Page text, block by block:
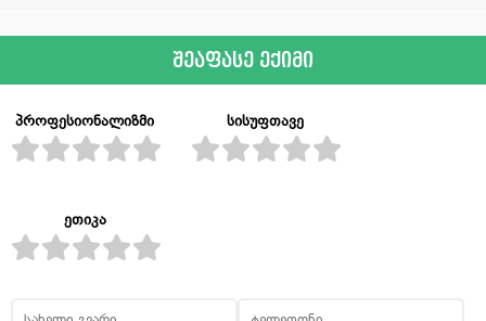
შეაფასე ექიმი
პროფესიონალიზმი სისუფთავე
ეთიკა